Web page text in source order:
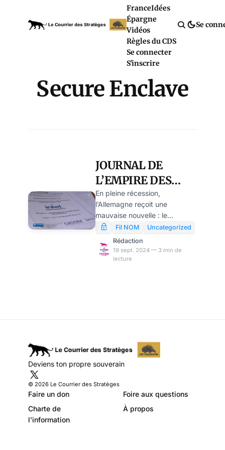
FranceIdées
Épargne
Vidéos
Règles du CDS
Se connecter
S'inscrire
Se
Secure Enclave
JOURNAL DE
L’EMPIRE DES
HABSBOURG :
pourquoi le
gouvernement
allemand se laisse-
t-il duper par
En pleine récession,
l’Allemagne reçoit une
mauvaise nouvelle : le
fabricant américain de puces
Intel « reporte » la
construction de son usine de
production à Magdebourg. Le
simplement fait une offre plus
intéressante.
Fil NOM
Uncategorized
Rédaction
19 sept. 2024 — 3 min de
lecture
Deviens ton propre souverain
© 2026 Le Courrier des Stratèges
Faire un don
Foire aux questions
Charte de
l’information
À propos